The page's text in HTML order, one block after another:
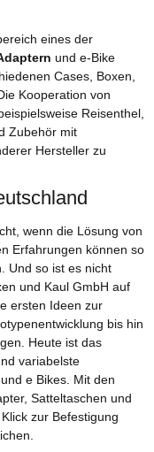
eines der
und e-Bike
Cases, Boxen,
Kooperation von
Reisenthel,
Zubehör mit
Hersteller zu
wenn die Lösung von
Erfahrungen können so
Und so ist es nicht
und Kaul GmbH auf
ersten Ideen zur
bis hin
Heute ist das
variabelste
e Bikes. Mit den
Satteltaschen und
zur Befestigung